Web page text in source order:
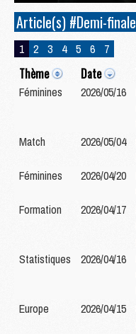
Article(s) #Demi-finale
1 2 3 4 5 6 7
Thème Date
Féminines 2026/05/16
Match
2026/05/04
Féminines
2026/04/20
Formation
2026/04/17
Statistiques
2026/04/16
Europe
2026/04/15